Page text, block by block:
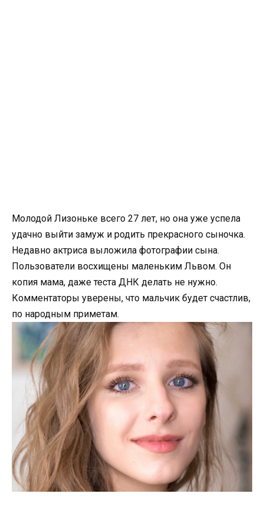
Молодой Лизоньке всего 27 лет, но она уже успела
удачно выйти замуж и родить прекрасного сыночка.
Недавно актриса выложила фотографии сына.
Пользователи восхищены маленьким Львом. Он
копия мама, даже теста ДНК делать не нужно.
Комментаторы уверены, что мальчик будет счастлив,
по народным приметам.